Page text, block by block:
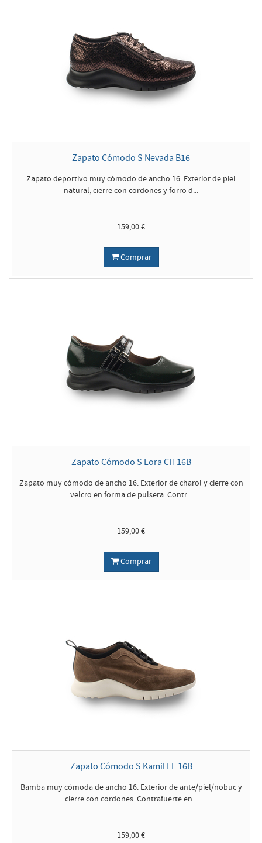
Zapato Cómodo S Nevada B16
Zapato deportivo muy cómodo de ancho 16. Exterior de piel
natural, cierre con cordones y forro d...
159,00 €
Comprar
Zapato Cómodo S Lora CH 16B
Zapato muy cómodo de ancho 16. Exterior de charol y cierre con
velcro en forma de pulsera. Contr...
159,00 €
Comprar
Zapato Cómodo S Kamil FL 16B
Bamba muy cómoda de ancho 16. Exterior de ante/piel/nobuc y
cierre con cordones. Contrafuerte en...
159,00 €